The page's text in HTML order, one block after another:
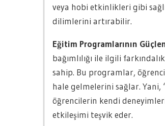
veya hobi etkinlikleri gibi
dilimlerini artırabilir.
Eğitim Programlarının
bağımlılığı ile ilgili
sahip. Bu programlar,
hale gelmelerini sağlar.
öğrencilerin kendi
etkileşimi teşvik eder.